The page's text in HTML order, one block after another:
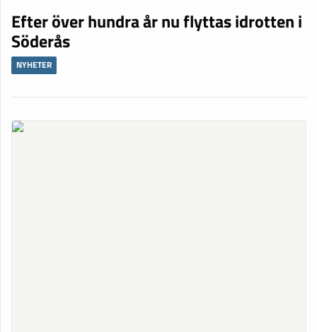
Efter över hundra år nu flyttas idrotten i
Söderås
NYHETER